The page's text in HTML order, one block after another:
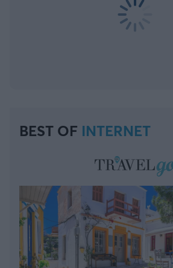
BEST OF INTERNET